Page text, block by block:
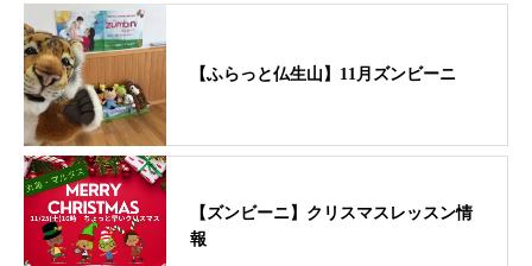
【ふらっと仏生山】11月ズンビーニ
【ズンビーニ】クリスマスレッスン情
報